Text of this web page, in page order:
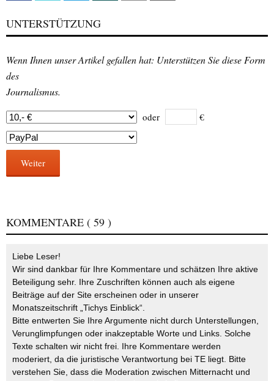
UNTERSTÜTZUNG
Wenn Ihnen unser Artikel gefallen hat: Unterstützen Sie diese Form
des
Journalismus.
oder €
Weiter
KOMMENTARE ( 59 )
Liebe Leser!
Wir sind dankbar für Ihre Kommentare und schätzen Ihre aktive
Beteiligung sehr. Ihre Zuschriften können auch als eigene
Beiträge auf der Site erscheinen oder in unserer
Monatszeitschrift „Tichys Einblick“.
Bitte entwerten Sie Ihre Argumente nicht durch Unterstellungen,
Verunglimpfungen oder inakzeptable Worte und Links. Solche
Texte schalten wir nicht frei. Ihre Kommentare werden
moderiert, da die juristische Verantwortung bei TE liegt. Bitte
verstehen Sie, dass die Moderation zwischen Mitternacht und